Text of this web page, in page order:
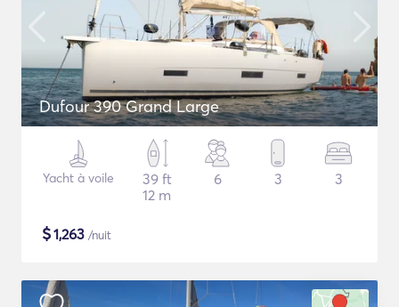
Dufour 390 Grand Large
Yacht à voile
39 ft
12 m
6 3 3
$1,263 /nuit